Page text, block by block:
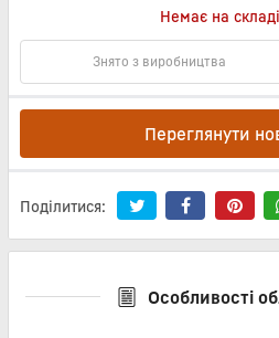
Немає на складі
Знято з виробництва
Переглянути
Поділитися:
Особливості